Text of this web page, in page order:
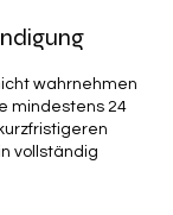
wahrnehmen
mindestens 24
vollständig